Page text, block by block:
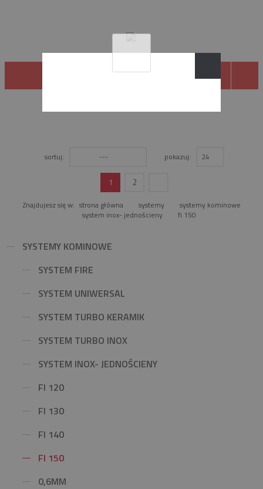
sortuj: --- pokazuj: 24
1 2
Znajdujesz się w: strona główna systemy
systemy kominowe
system inox- jednościeny
fi 150
SYSTEMY KOMINOWE
SYSTEM FIRE
SYSTEM UNIWERSAL
SYSTEM TURBO KERAMIK
SYSTEM TURBO INOX
SYSTEM INOX- JEDNOŚCIENY
FI 120
FI 130
FI 140
FI 150
0,6MM